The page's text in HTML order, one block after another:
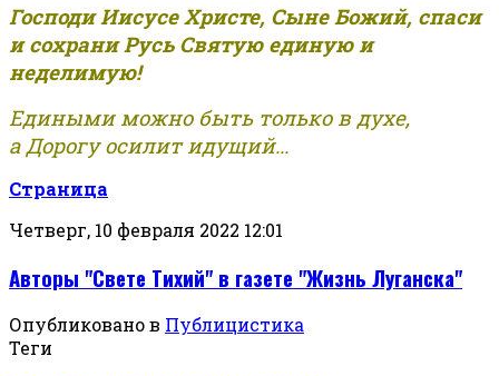
Господи Иисусе Христе, Сыне Божий, спаси
и сохрани Русь Святую единую и
неделимую!
Едиными можно быть только в духе,
а Дорогу осилит идущий...
Страница
Четверг, 10 февраля 2022 12:01
Авторы "Свете Тихий" в газете "Жизнь Луганска"
Опубликовано в Публицистика
Теги